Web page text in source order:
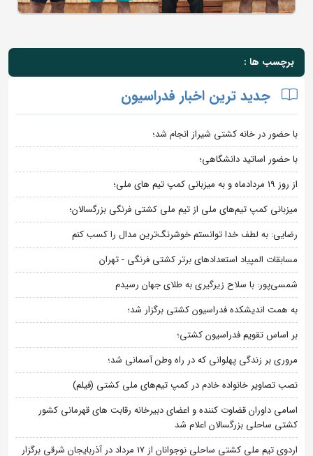
برچسب ها :
جدید ترین اخبار فدراسیون
با حضور در خانه کشتی شیراز انجام شد؛
با حضور اساتید دانشگاهی؛
از روز 19 مردادماه و به میزبانی کمپ تیم های ملی؛
میزبانی کمپ تیم‌های ملی از تیم ملی کشتی فرنگی بزرگسالان؛
رضایی: به لطف خدا توانستم خوشرنگ‌ترین مدال را کسب کنم
مسابقات المپیاد استعدادهای برتر کشتی فرنگی - تهران
شمسی‌پور: با سلاح زیرگیری به طلای جهان رسیدم
به همت اندیشکده فدراسیون کشتی برگزار شد؛
بر اساس تقویم فدراسیون کشتی؛
مروری بر زندگی پهلوانی که در راه وطن آسمانی شد؛
نصب تصاویر خانواده خادم در کمپ تیم‌های ملی کشتی (فیلم)
اسامی داوران قضاوت کننده و اعضای دبیرخانه رقابت های قهرمانی کشور
کشتی ساحلی بزرگسالان اعلام شد
اردوی تیم ملی کشتی ساحلی نوجوانان از 17 مرداد در آذربایجان شرقی برگزار